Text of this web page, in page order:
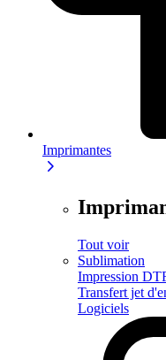
Imprimantes
Tout voir
Sublimation
Impression
Transfert jet
Logiciels